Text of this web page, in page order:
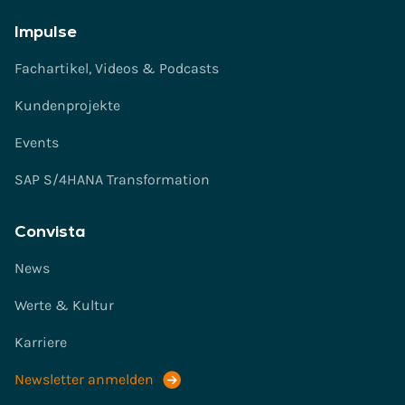
Impulse
Fachartikel, Videos & Podcasts
Kundenprojekte
Events
SAP S/4HANA Transformation
Convista
News
Werte & Kultur
Karriere
Newsletter anmelden